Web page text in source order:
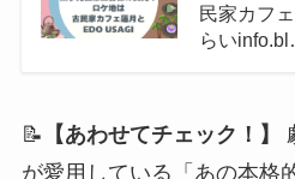
民家カフ
らい
📝 【あわせてチェック！】
が愛用している「あの本格